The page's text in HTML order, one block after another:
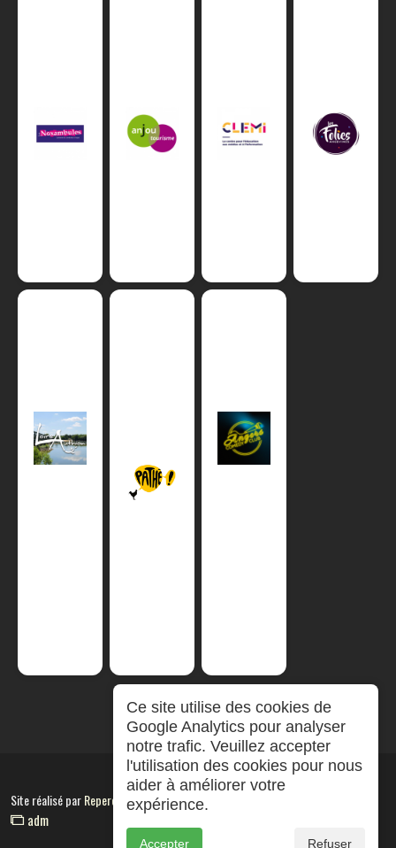
Site réalisé parRepereCom
adm
Ce site utilise des cookies de
Google Analytics pour analyser
notre trafic. Veuillez accepter
l'utilisation des cookies pour nous
aider à améliorer votre
expérience.
Accepter Refuser